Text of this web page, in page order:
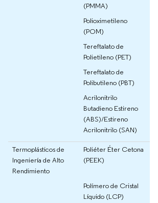
(PMMA)
Polioximetileno
(POM)
Tereftalato de
Polietileno (PET)
Tereftalato de
Polibutileno (PBT)
Acrilonitrilo
Butadieno Estireno
(ABS)/Estireno
Acrilonitrilo (SAN)
Termoplásticos de
Ingeniería de Alto
Rendimiento
Poliéter Éter Cetona
(PEEK)
Polímero de Cristal
Líquido (LCP)